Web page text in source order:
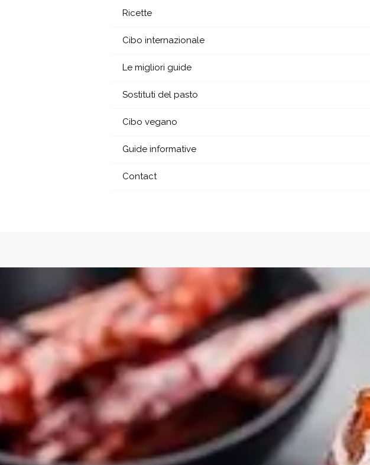
Ricette
Cibo internazionale
Le migliori guide
Sostituti del pasto
Cibo vegano
Guide informative
Contact